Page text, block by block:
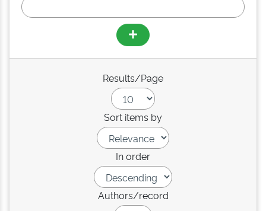
Results/Page
Sort items by
In order
Authors/record